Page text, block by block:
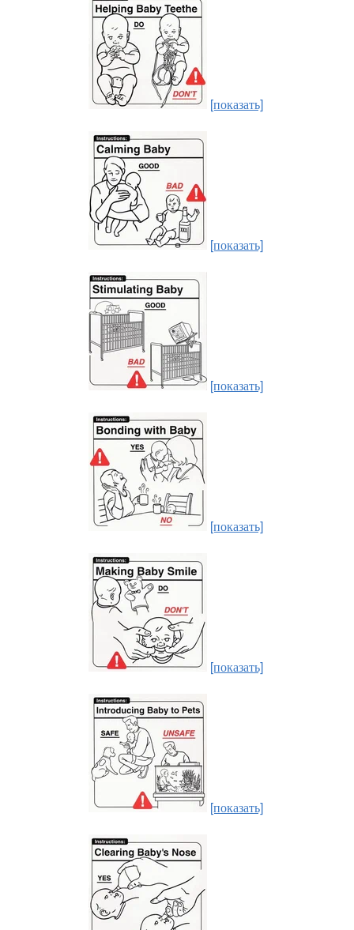
[показать]
[показать]
[показать]
[показать]
[показать]
[показать]